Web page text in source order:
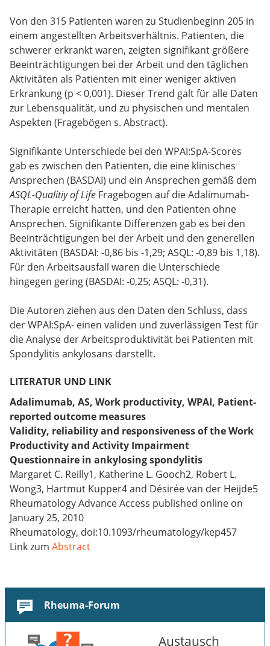
Von den 315 Patienten waren zu Studienbeginn 205 in
einem angestellten Arbeitsverhältnis. Patienten, die
schwerer erkrankt waren, zeigten signifikant größere
Beeinträchtigungen bei der Arbeit und den täglichen
Aktivitäten als Patienten mit einer weniger aktiven
Erkrankung (p < 0,001). Dieser Trend galt für alle Daten
zur Lebensqualität, und zu physischen und mentalen
Aspekten (Fragebögen s. Abstract).
Signifikante Unterschiede bei den WPAI:SpA-Scores
gab es zwischen den Patienten, die eine klinisches
Ansprechen (BASDAI) und ein Ansprechen gemäß dem
ASQL-Qualitiy of Life Fragebogen auf die Adalimumab-
Therapie erreicht hatten, und den Patienten ohne
Ansprechen. Signifikante Differenzen gab es bei den
Beeinträchtigungen bei der Arbeit und den generellen
Aktivitäten (BASDAI: -0,86 bis -1,29; ASQL: -0,89 bis 1,18).
Für den Arbeitsausfall waren die Unterschiede
hingegen gering (BASDAI: -0,25; ASQL: -0,31).
Die Autoren ziehen aus den Daten den Schluss, dass
der WPAI:SpA- einen validen und zuverlässigen Test für
die Analyse der Arbeitsproduktivität bei Patienten mit
Spondylitis ankylosans darstellt.
LITERATUR UND LINK
Adalimumab, AS, Work productivity, WPAI, Patient-
reported outcome measures
Validity, reliability and responsiveness of the Work
Productivity and Activity Impairment
Questionnaire in ankylosing spondylitis
Margaret C. Reilly1, Katherine L. Gooch2, Robert L.
Wong3, Hartmut Kupper4 and Désirée van der Heijde5
Rheumatology Advance Access published online on
January 25, 2010
Rheumatology, doi:10.1093/rheumatology/kep457
Link zum Abstract
Rheuma-Forum
Austausch